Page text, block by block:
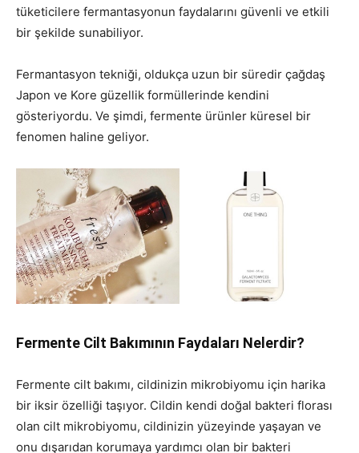
tüketicilere fermantasyonun faydalarını güvenli ve etkili
bir şekilde sunabiliyor.
Fermantasyon tekniği, oldukça uzun bir süredir çağdaş
Japon ve Kore güzellik formüllerinde kendini
gösteriyordu. Ve şimdi, fermente ürünler küresel bir
fenomen haline geliyor.
Fermente Cilt Bakımının Faydaları Nelerdir?
Fermente cilt bakımı, cildinizin mikrobiyomu için harika
bir iksir özelliği taşıyor. Cildin kendi doğal bakteri florası
olan cilt mikrobiyomu, cildinizin yüzeyinde yaşayan ve
onu dışarıdan korumaya yardımcı olan bir bakteri